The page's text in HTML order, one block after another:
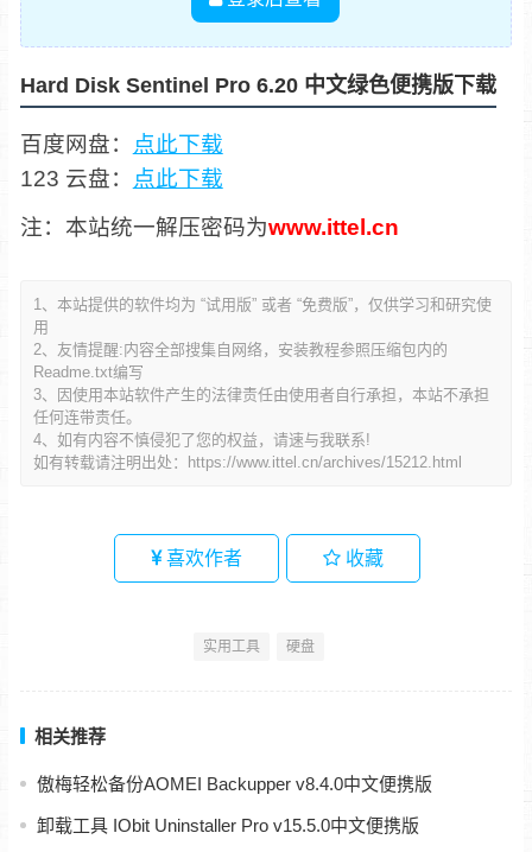
Hard Disk Sentinel Pro 6.20 中文绿色便携版下载
百度网盘：
点此下载
123 云盘：
点此下载
注：本站统一解压密码为www.ittel.cn
1、本站提供的软件均为 “试用版” 或者 “免费版”，仅供学习和研究使
用
2、友情提醒:内容全部搜集自网络，安装教程参照压缩包内的
Readme.txt编写
3、因使用本站软件产生的法律责任由使用者自行承担，本站不承担
任何连带责任。
4、如有内容不慎侵犯了您的权益，请速与我联系!
如有转载请注明出处：
https://www.ittel.cn/archives/15212.html
喜欢作者 收藏
实用工具 硬盘
相关推荐
傲梅轻松备份AOMEI Backupper v8.4.0中文便携版
卸载工具 IObit Uninstaller Pro v15.5.0中文便携版